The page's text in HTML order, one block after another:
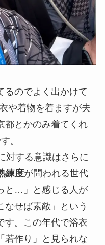
るのでよく出かけて
や着物を着ますが夫
都とかのみ着てくれ
。
対する意識はさらに
練度が問われる世代
と…」と感じる人が
なせば素敵」という
す。この年代で浴衣
「若作り」と見られな